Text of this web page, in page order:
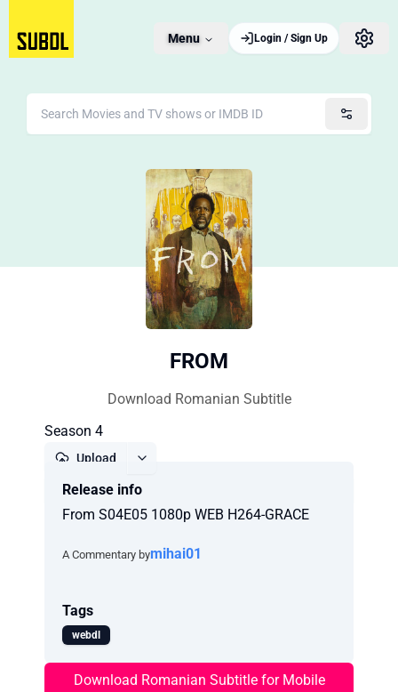
Menu Login / Sign Up
FROM
Download Romanian Subtitle
Season 4
Upload
Release info
From S04E05 1080p WEB H264-GRACE
A Commentary bymihai01
Tags
webdl
Download Romanian Subtitle for Mobile